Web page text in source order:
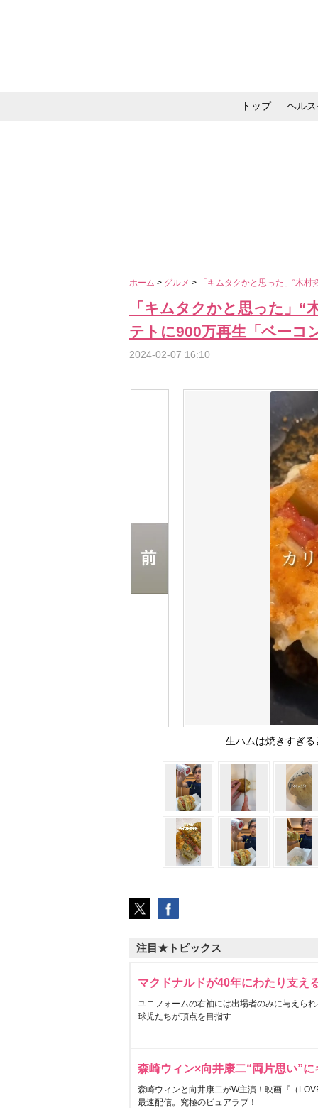
トップ ヘル
ホーム > グルメ > 「キムタクかと思った」“木
「キムタクかと思った」“
テトに900万再生「ベーコ
2024-02-07 16:10
生ハムは焼きすぎ
注目★トピックス
マクドナルドが40年にわたり支え
ユニフォームの右袖には出場者のみに与えら
球児たちが頂点を目指す
森崎ウィン×向井康二“両片思い”
森崎ウィンと向井康二がW主演！映画『（
最速配信。究極のピュアラブ！